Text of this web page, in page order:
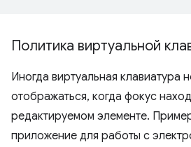
Политика виртуальной
Иногда виртуальная клавиатура
отображаться, когда фокус
редактируемом элементе.
приложение для работы с